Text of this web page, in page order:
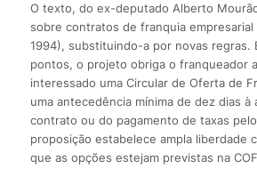
O texto, do ex-deputado Alberto
sobre contratos de franquia
1994), substituindo-a por novas regras.
pontos, o projeto obriga o franqueador
interessado uma Circular de Oferta de
uma antecedência mínima de dez dias à
contrato ou do pagamento de taxas
proposição estabelece ampla liberdade
que as opções estejam previstas na